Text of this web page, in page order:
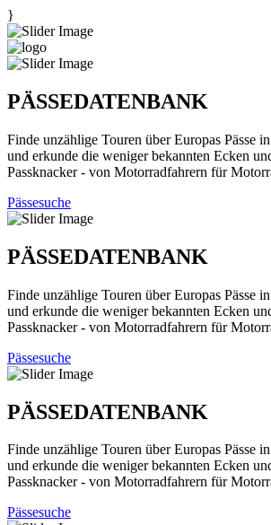
}
PÄSSEDATENBANK
Finde unzählige Touren über Europas Pässe
und erkunde die weniger bekannten Ecken
Passknacker - von Motorradfahrern für
Pässesuche
PÄSSEDATENBANK
Finde unzählige Touren über Europas Pässe
und erkunde die weniger bekannten Ecken
Passknacker - von Motorradfahrern für
Pässesuche
PÄSSEDATENBANK
Finde unzählige Touren über Europas Pässe
und erkunde die weniger bekannten Ecken
Passknacker - von Motorradfahrern für
Pässesuche